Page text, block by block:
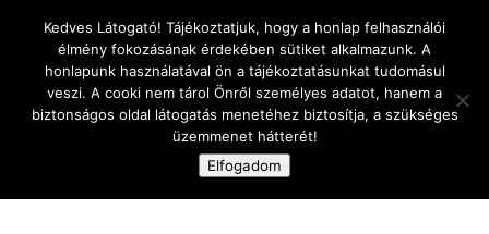
Oldal kiválasztása
Kedves Látogató! Tájékoztatjuk, hogy a honlap felhasználói
élmény fokozásának érdekében sütiket alkalmazunk. A
honlapunk használatával ön a tájékoztatásunkat tudomásul
veszi. A cooki nem tárol Önről személyes adatot, hanem a
biztonságos oldal látogatás menetéhez biztosítja, a szükséges
üzemmenet hátterét!
Elfogadom